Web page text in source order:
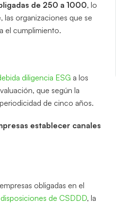
de 250 a 1000, lo
las organizaciones que se
el cumplimiento.
diligencia ESG a los
que según la
de cinco años.
establecer canales
obligadas en el
disposiciones de CSDDD, la